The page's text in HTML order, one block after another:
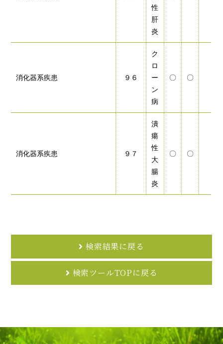
性
肝
炎
消化器系疾患 ９６
ク
ロ
ー
ン
病
〇 〇
消化器系疾患 ９７
潰
瘍
性
大
腸
炎
〇 〇
検索結果に戻る
検索ツールTOPに戻る